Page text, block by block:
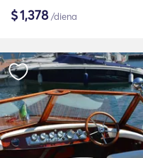
$1,378/diena